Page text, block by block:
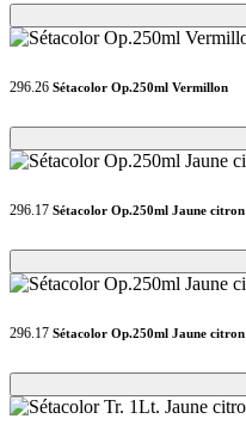
Loading...
Loading...
296.26 Sétacolor Op.250ml Vermillon
Loading...
Loading...
296.17 Sétacolor Op.250ml Jaune citron
Loading...
Loading...
296.17 Sétacolor Op.250ml Jaune citron
Loading...
Loading...